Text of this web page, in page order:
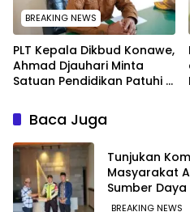
BREAKING NEWS
PLT Kepala Dikbud Konawe,
Ahmad Djauhari Minta
Satuan Pendidikan Patuhi 7
Baca Juga
Tunjukan
Masyarakat
Sumber Daya
SCM Routa
BREAKING NEWS